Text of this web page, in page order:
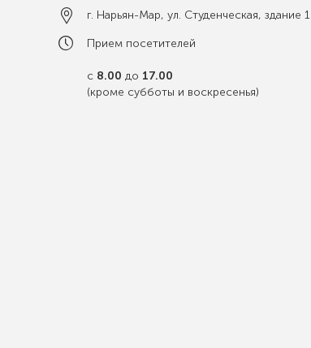
г. Нарьян-Мар, ул. Студенческая, здание 1
Прием посетителей
с 8.00 до 17.00
(кроме субботы и воскресенья)